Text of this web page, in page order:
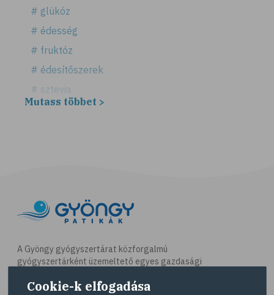
# glükóz
# édesség
# fruktóz
# édesítőszerek
# sztevia
# fogadalom
# célkitűzés
# étkezési napló
# hal
# egészséges táplálkozás
# omega-3
Mutass többet >
A Gyöngy gyógyszertárat közforgalmú
gyógyszertárként üzemeltető egyes gazdasági
működésért. A Gyöngy gyógyszertárak listáját és
Cookie-k elfogadása